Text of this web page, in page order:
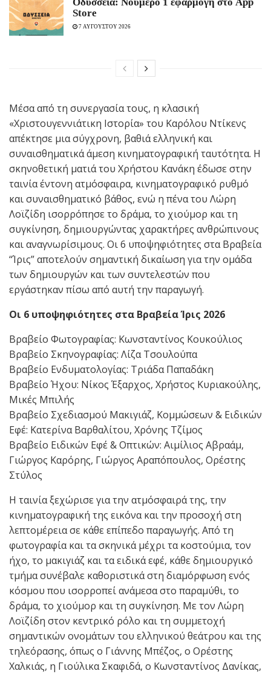
Store
7 ΑΥΓΟΥΣΤΟΥ 2026
Μέσα από τη συνεργασία τους, η κλασική
«Χριστουγεννιάτικη Ιστορία» του Καρόλου Ντίκενς
απέκτησε μια σύγχρονη, βαθιά ελληνική και
συναισθηματικά άμεση κινηματογραφική ταυτότητα. Η
σκηνοθετική ματιά του Χρήστου Κανάκη έδωσε στην
ταινία έντονη ατμόσφαιρα, κινηματογραφικό ρυθμό
και συναισθηματικό βάθος, ενώ η πένα του Λώρη
Λοϊζίδη ισορρόπησε το δράμα, το χιούμορ και τη
συγκίνηση, δημιουργώντας χαρακτήρες ανθρώπινους
και αναγνωρίσιμους. Οι 6 υποψηφιότητες στα Βραβεία
“Ίρις” αποτελούν σημαντική δικαίωση για την ομάδα
των δημιουργών και των συντελεστών που
εργάστηκαν πίσω από αυτή την παραγωγή.
Οι 6 υποψηφιότητες στα Βραβεία Ίρις 2026
Βραβείο Φωτογραφίας: Κωνσταντίνος Κουκούλιος
Βραβείο Σκηνογραφίας: Λίζα Τσουλούπα
Βραβείο Ενδυματολογίας: Τριάδα Παπαδάκη
Βραβείο Ήχου: Νίκος Έξαρχος, Χρήστος Κυριακούλης,
Μικές Μπιλής
Βραβείο Σχεδιασμού Μακιγιάζ, Κομμώσεων & Ειδικών
Εφέ: Κατερίνα Βαρθαλίτου, Χρόνης Τζίμος
Βραβείο Ειδικών Εφέ & Οπτικών: Αιμίλιος Αβραάμ,
Γιώργος Καρόρης, Γιώργος Αραπόπουλος, Ορέστης
Στύλος
Η ταινία ξεχώρισε για την ατμόσφαιρά της, την
κινηματογραφική της εικόνα και την προσοχή στη
λεπτομέρεια σε κάθε επίπεδο παραγωγής. Από τη
φωτογραφία και τα σκηνικά μέχρι τα κοστούμια, τον
ήχο, το μακιγιάζ και τα ειδικά εφέ, κάθε δημιουργικό
τμήμα συνέβαλε καθοριστικά στη διαμόρφωση ενός
κόσμου που ισορροπεί ανάμεσα στο παραμύθι, το
δράμα, το χιούμορ και τη συγκίνηση. Με τον Λώρη
Λοϊζίδη στον κεντρικό ρόλο και τη συμμετοχή
σημαντικών ονομάτων του ελληνικού θεάτρου και της
τηλεόρασης, όπως ο Γιάννης Μπέζος, ο Ορέστης
Χαλκιάς, η Γιούλικα Σκαφιδά, ο Κωνσταντίνος Δανίκας,